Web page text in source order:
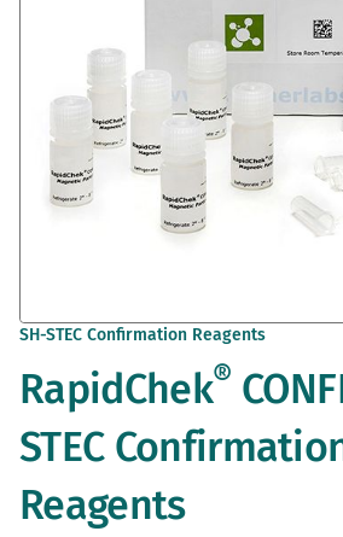
Saltar
comienzo
de
galería
imágenes
SH-STEC Confirmation Reagents
RapidChek®
STEC
Reagents